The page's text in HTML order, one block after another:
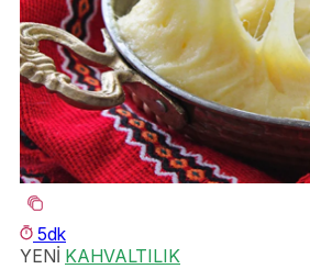
5dk
YENİ KAHVALTILIK